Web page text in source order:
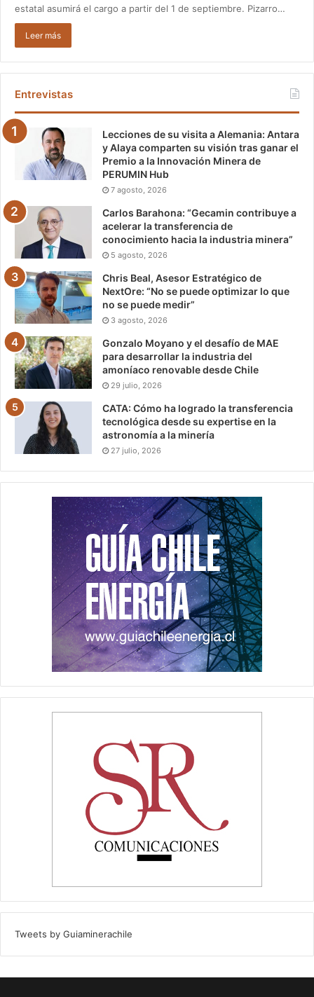
estatal asumirá el cargo a partir del 1 de septiembre. Pizarro…
Leer más
Entrevistas
Lecciones de su visita a Alemania: Antara
y Alaya comparten su visión tras ganar el
Premio a la Innovación Minera de
PERUMIN Hub
7 agosto, 2026
Carlos Barahona: “Gecamin contribuye a
acelerar la transferencia de
conocimiento hacia la industria minera”
5 agosto, 2026
Chris Beal, Asesor Estratégico de
NextOre: “No se puede optimizar lo que
no se puede medir”
3 agosto, 2026
Gonzalo Moyano y el desafío de MAE
para desarrollar la industria del
amoníaco renovable desde Chile
29 julio, 2026
CATA: Cómo ha logrado la transferencia
tecnológica desde su expertise en la
astronomía a la minería
27 julio, 2026
Tweets by Guiaminerachile